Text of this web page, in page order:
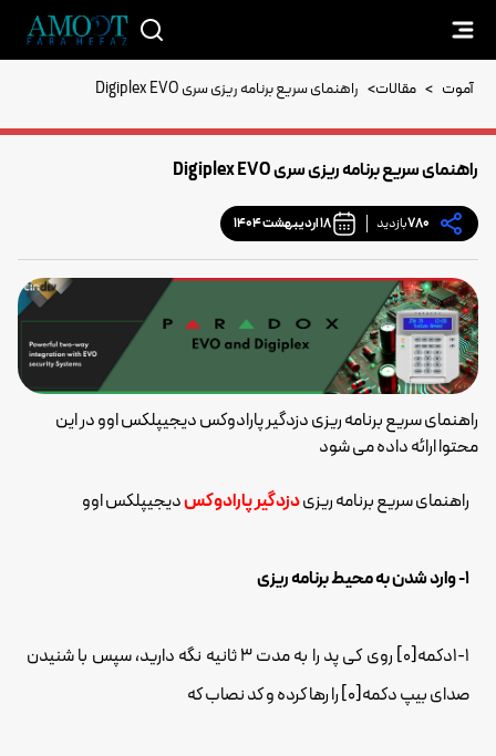
آموت > مقالات> راهنمای سریع برنامه ریزی سری Digiplex EVO
راهنمای سریع برنامه ریزی سری Digiplex EVO
780بازدید 18 اردیبهشت 1404
راهنمای سریع برنامه ریزی دزدگیر پارادوکس دیجیپلکس اوو در این
محتوا ارائه داده می شود
راهنمای سریع برنامه ریزیدزدگیر پارادوکسدیجیپلکس اوو
1- وارد شدن به محیط برنامه ریزی
1-1دکمه[0] روی کی پد را به مدت 3 ثانیه نگه دارید، سپس با شنیدن
صدای بیپ دکمه[0] را رها کرده و کد نصاب که